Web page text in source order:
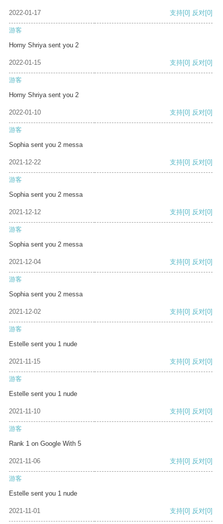
2022-01-17 支持[0] 反对[0]
游客
Horny Shriya sent you 2
2022-01-15 支持[0] 反对[0]
游客
Horny Shriya sent you 2
2022-01-10 支持[0] 反对[0]
游客
Sophia sent you 2 messa
2021-12-22 支持[0] 反对[0]
游客
Sophia sent you 2 messa
2021-12-12 支持[0] 反对[0]
游客
Sophia sent you 2 messa
2021-12-04 支持[0] 反对[0]
游客
Sophia sent you 2 messa
2021-12-02 支持[0] 反对[0]
游客
Estelle sent you 1 nude
2021-11-15 支持[0] 反对[0]
游客
Estelle sent you 1 nude
2021-11-10 支持[0] 反对[0]
游客
Rank 1 on Google With 5
2021-11-06 支持[0] 反对[0]
游客
Estelle sent you 1 nude
2021-11-01 支持[0] 反对[0]